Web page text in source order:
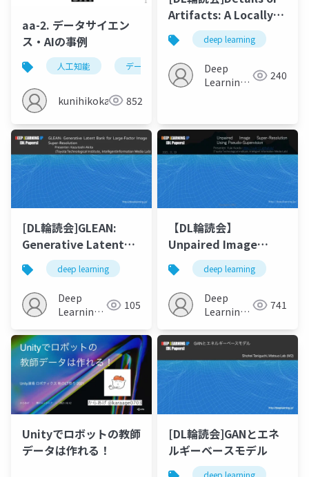
aa-2. データサイエン
ス・AIの事例
人工知能 データサイエンス 平均
kunihikokaneko852
Artifacts: A Locally
Discriminative
Learning Approach
to Realistic Image
Super-Resolution
deep learning
Deep
Learning
240
[DL輪読会]GLEAN:
Generative Latent
Bank for Large-
Factor Image Super-
Resolution
deep learning
Deep
Learning
105
【DL輪読会】
Unpaired Image
Super-Resolution
Using Pseudo-
Supervision
deep learning
Deep
Learning
741
Unityでロボットの教師
データは作れる！
[DL輪読会]GANとエネ
ルギーベースモデル
deep learning